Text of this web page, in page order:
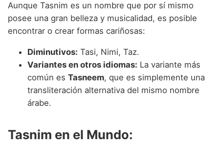
Aunque Tasnim es un nombre que por sí mismo
posee una gran belleza y musicalidad, es posible
encontrar o crear formas cariñosas:
Diminutivos: Tasi, Nimi, Taz.
Variantes en otros idiomas: La variante más
común es Tasneem, que es simplemente una
transliteración alternativa del mismo nombre
árabe.
Tasnim en el Mundo: